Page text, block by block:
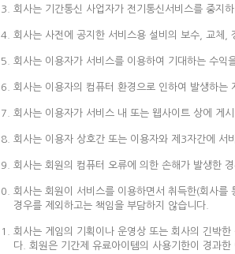
회사는 기간통신 사업자가 전기통신서비스를 중지
회사는 사전에 공지한 서비스용 설비의 보수, 교체,
회사는 이용자가 서비스를 이용하여 기대하는 수
회사는 이용자의 컴퓨터 환경으로 인하여 발생하
회사는 이용자가 서비스 내 또는 웹사이트 상에 게
회사는 이용자 상호간 또는 이용자와 제3자간에 서
회사는 회원의 컴퓨터 오류에 의한 손해가 발생한
회사는 회원이 서비스를 이용하면서 취득한(회사
경우를 제외하고는 책임을 부담하지 않습니다.
회사는 게임의 기획이나 운영상 또는 회사의 긴박
다. 회원은 기간제 유료아이템의 사용기한이 경과